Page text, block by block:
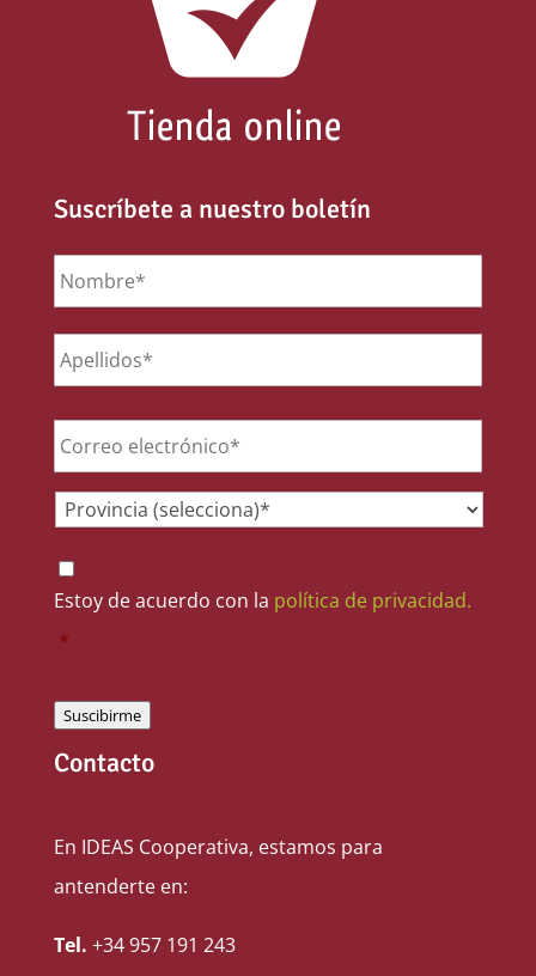
Suscríbete a nuestro boletín
Nombre *
Email *
Provincia *
Consentimiento
Estoy de acuerdo con la política de privacidad.
*
Suscibirme
Contacto
En IDEAS Cooperativa, estamos para
antenderte en:
Tel. +34 957 191 243